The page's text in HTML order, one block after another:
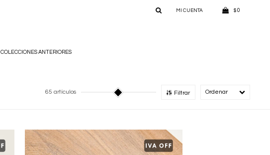
COLECCIONES ANTERIORES
$ 0
65 artículos Filtrar